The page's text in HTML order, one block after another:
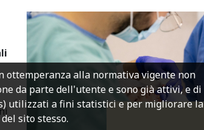
ottemperanza alla normativa vigente non
da parte dell'utente e sono già attivi, e di
utilizzati a fini statistici e per migliorare la
sito stesso.